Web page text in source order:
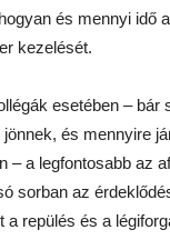
és mennyi idő
kezelését.
esetében – bár
és mennyire
– a legfontosabb az
sorban az
a repülés és a